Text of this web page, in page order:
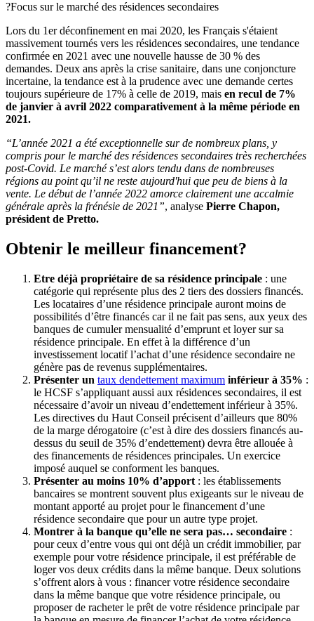
?Focus sur le marché des résidences secondaires
Lors du 1er déconfinement en mai 2020, les Français s'étaient
massivement tournés vers les résidences secondaires, une tendance
confirmée en 2021 avec une nouvelle hausse de 30 % des
demandes. Deux ans après la crise sanitaire, dans une conjoncture
incertaine, la tendance est à la prudence avec une demande certes
toujours supérieure de 17% à celle de 2019, mais en recul de 7%
de janvier à avril 2022 comparativement à la même période en
2021.
“L’année 2021 a été exceptionnelle sur de nombreux plans, y
compris pour le marché des résidences secondaires très recherchées
post-Covid. Le marché s’est alors tendu dans de nombreuses
régions au point qu’il ne reste aujourd'hui que peu de biens à la
vente. Le début de l’année 2022 amorce clairement une accalmie
générale après la frénésie de 2021”, analyse Pierre Chapon,
président de Pretto.
Obtenir le meilleur financement?
Etre déjà propriétaire de sa résidence principale : une
catégorie qui représente plus des 2 tiers des dossiers financés.
Les locataires d’une résidence principale auront moins de
possibilités d’être financés car il ne fait pas sens, aux yeux des
banques de cumuler mensualité d’emprunt et loyer sur sa
résidence principale. En effet à la différence d’un
investissement locatif l’achat d’une résidence secondaire ne
génère pas de revenus supplémentaires.
Présenter un taux dendettement maximum inférieur à 35% :
le HCSF s’appliquant aussi aux résidences secondaires, il est
nécessaire d’avoir un niveau d’endettement inférieur à 35%.
Les directives du Haut Conseil précisent d’ailleurs que 80%
de la marge dérogatoire (c’est à dire des dossiers financés au-
dessus du seuil de 35% d’endettement) devra être allouée à
des financements de résidences principales. Un exercice
imposé auquel se conforment les banques.
Présenter au moins 10% d’apport : les établissements
bancaires se montrent souvent plus exigeants sur le niveau de
montant apporté au projet pour le financement d’une
résidence secondaire que pour un autre type projet.
Montrer à la banque qu’elle ne sera pas… secondaire :
pour ceux d’entre vous qui ont déjà un crédit immobilier, par
exemple pour votre résidence principale, il est préférable de
loger vos deux crédits dans la même banque. Deux solutions
s’offrent alors à vous : financer votre résidence secondaire
dans la même banque que votre résidence principale, ou
proposer de racheter le prêt de votre résidence principale par